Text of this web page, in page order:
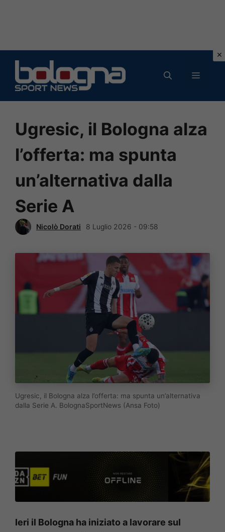
contenuto
MENU
Ugresic, il Bologna alza
l’offerta: ma spunta
un’alternativa dalla
Serie A
Nicolò Dorati 8 Luglio 2026 - 09:58
Ugresic, il Bologna alza l’offerta: ma spunta un’alternativa
dalla Serie A. BolognaSportNews (Ansa Foto)
Ieri il Bologna ha iniziato a lavorare sul